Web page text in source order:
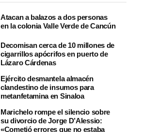
Atacan a balazos a dos personas
en la colonia Valle Verde de Cancún
Decomisan cerca de 10 millones de
cigarrillos apócrifos en puerto de
Lázaro Cárdenas
Ejército desmantela almacén
clandestino de insumos para
metanfetamina en Sinaloa
Marichelo rompe el silencio sobre
su divorcio de Jorge D’Alessio:
«Cometió errores que no estaba